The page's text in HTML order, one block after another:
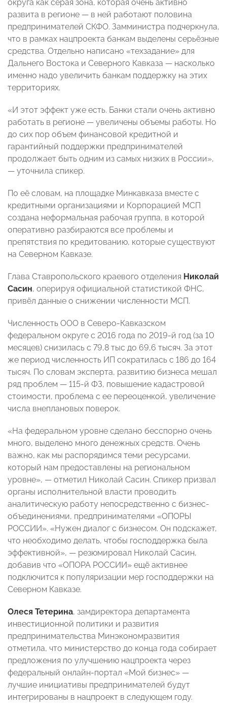
округа как серая зона, которая очень активно
развита в регионе — в ней работают половина
предпринимателей СКФО. Замминистра подчеркнула,
что в рамках нацпроекта банкам выделены серьёзные
средства. Отдельно написано «техзадание» для
Дальнего Востока и Северного Кавказа — насколько
именно надо увеличить банкам поддержку на этих
территориях.
«И этот эффект уже есть. Банки стали очень активно
работать в регионе — увеличены объемы работы. Но
до сих пор объем финансовой кредитной и
гарантийный поддержки предпринимателей
продолжает быть одним из самых низких в России»,
— уточнила спикер.
По её словам, на площадке Минкавказа вместе с
кредитными организациями и Корпорацией МСП
создана неформальная рабочая группа, в которой
оперативно разбираются все проблемы и
препятствия по кредитованию, которые существуют
на Северном Кавказе.
Глава Ставропольского краевого отделения Николай
Сасин, оперируя официальной статистикой ФНС,
привёл данные о снижении численности МСП.
Численность ООО в Северо-Кавказском
федеральном округе с 2016 года по 2019-й год (за 10
месяцев) снизилась с 79,8 тыс до 69,6 тысяч. За этот
же период численность ИП сократилась с 186 до 164
тысяч. По словам эксперта, развитию бизнеса мешал
ряд проблем — 115-й ФЗ, повышение кадастровой
стоимости, проблема с ее переоценкой, увеличение
числа внеплановых поверок.
«На федеральном уровне сделано бесспорно очень
много, выделено много денежных средств. Очень
важно, как мы распорядимся теми ресурсами,
который нам предоставлены на региональном
уровне», — отметил Николай Сасин. Спикер призвал
органы исполнительной власти проводить
аналитическую работу непосредственно с бизнес-
объединениями, предпринимателями «ОПОРЫ
РОССИИ». «Нужен диалог с бизнесом. Он подскажет,
что необходимо делать, чтобы господдержка была
эффективной», — резюмировал Николай Сасин,
добавив что «ОПОРА РОССИИ» ещё активнее
подключится к популяризации мер господдержки на
Северном Кавказе.
Олеся Тетерина, замдиректора департамента
инвестиционной политики и развития
предпринимательства Минэкономразвития
отметила, что министерство до конца года собирает
предложения по улучшению нацпроекта через
федеральный онлайн-портал «Мой бизнес» —
лучшие инициативы предпринимателей будут
интегрированы в нацпроект в следующем году.